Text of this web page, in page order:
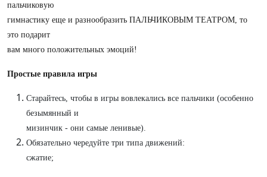
пальчиковую
гимнастику еще и разнообразить ПАЛЬЧИКОВЫМ ТЕАТРОМ, то
это подарит
вам много положительных эмоций!
Простые правила игры
Старайтесь, чтобы в игры вовлекались все пальчики (особенно
безымянный и
мизинчик - они самые ленивые).
Обязательно чередуйте три типа движений:
сжатие;